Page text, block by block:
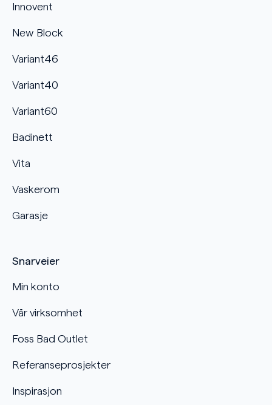
Innovent
New Block
Variant46
Variant40
Variant60
Badinett
Vita
Vaskerom
Garasje
Snarveier
Min konto
Vår virksomhet
Foss Bad Outlet
Referanseprosjekter
Inspirasjon